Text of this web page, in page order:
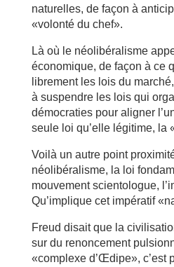
naturelles, de façon à
«volonté du chef».
Là où le néolibéralisme
économique, de façon à ce
librement les lois du
à suspendre les lois qui
démocraties pour aligner
seule loi qu’elle légitime, la
Voilà un autre point
néolibéralisme, la loi
mouvement scientologue,
Qu’implique cet impératif
Freud disait que la
sur du renoncement
«complexe d’Œdipe», c’est